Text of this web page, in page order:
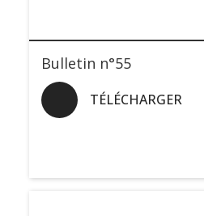
Bulletin n°55
TÉLÉCHARGER